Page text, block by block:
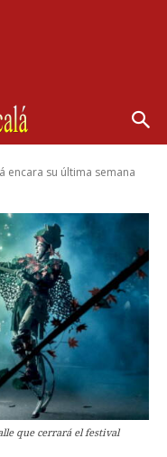
encara su última semana
que cerrará el festival